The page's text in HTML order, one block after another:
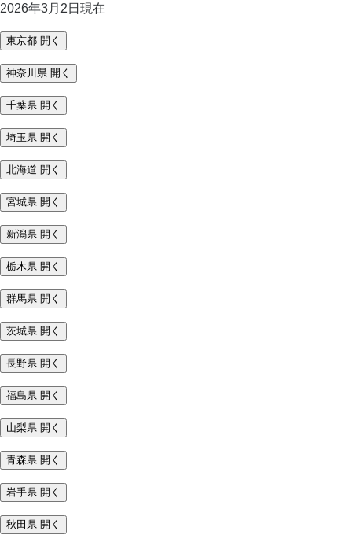
2026年3月2日現在
東京都 開く
神奈川県 開く
千葉県 開く
埼玉県 開く
北海道 開く
宮城県 開く
新潟県 開く
栃木県 開く
群馬県 開く
茨城県 開く
長野県 開く
福島県 開く
山梨県 開く
青森県 開く
岩手県 開く
秋田県 開く